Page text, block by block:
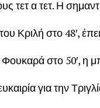
τετ α τετ. Η
Κριλή στο 48′,
στο 50′, η
για την